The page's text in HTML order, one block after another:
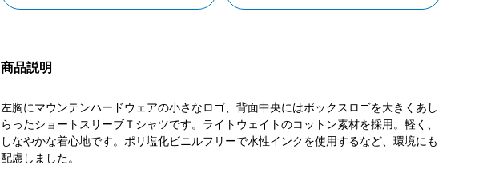
商品説明
左胸にマウンテンハードウェアの小さなロゴ、背面中央にはボックスロゴを大きくあし
らったショートスリーブＴシャツです。ライトウェイトのコットン素材を採用。軽く、
しなやかな着心地です。ポリ塩化ビニルフリーで水性インクを使用するなど、環境にも
配慮しました。